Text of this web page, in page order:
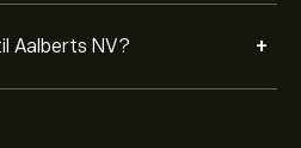
Aalberts NV? +